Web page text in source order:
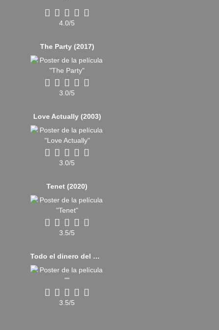
4.0/5
The Party (2017)
3.0/5
Love Actually (2003)
3.0/5
Tenet (2020)
3.5/5
Todo el dinero del mundo (2017)
3.5/5